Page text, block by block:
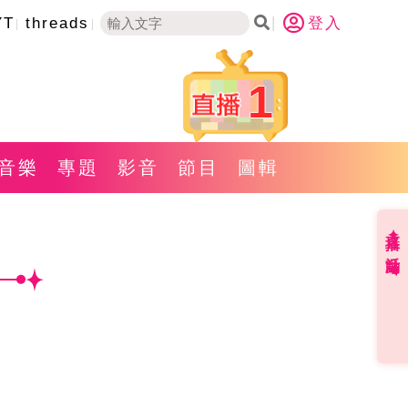
threads 登入
1
樂 專題 影音 節目 圖輯
直播✦活動